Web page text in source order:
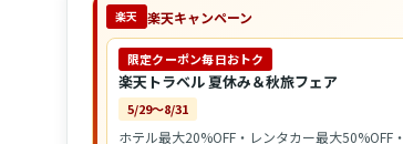
楽天 楽天キャンペーン
限定クーポン毎日おトク
楽天トラベル 夏休み＆秋旅フェア
5/29〜8/31
ホテル最大20%OFF・レンタカー最大50%OFF・